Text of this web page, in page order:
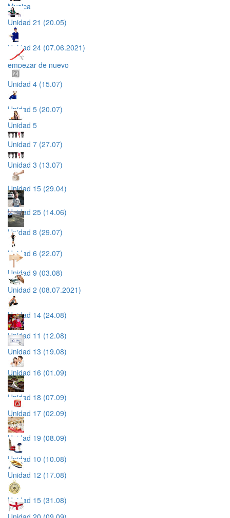
Musica
Unidad 21 (20.05)
Unidad 24 (07.06.2021)
empezar de nuevo
Unidad 4 (15.07)
Unidad 5 (20.07)
Unidad 5
Unidad 7 (27.07)
Unidad 3 (13.07)
Unidad 15 (29.04)
Unidad 25 (14.06)
Unidad 8 (29.07)
Unidad 6 (22.07)
Unidad 9 (03.08)
Unidad 2 (08.07.2021)
Unidad 14 (24.08)
Unidad 11 (12.08)
Unidad 13 (19.08)
Unidad 16 (01.09)
Unidad 18 (07.09)
Unidad 17 (02.09)
Unidad 19 (08.09)
Unidad 10 (10.08)
Unidad 12 (17.08)
Unidad 15 (31.08)